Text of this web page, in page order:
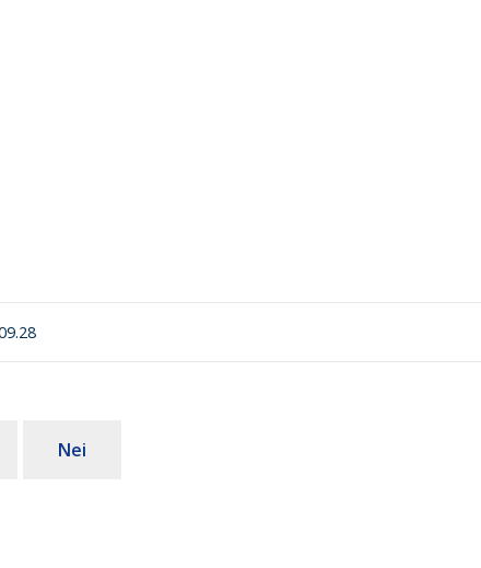
Nei